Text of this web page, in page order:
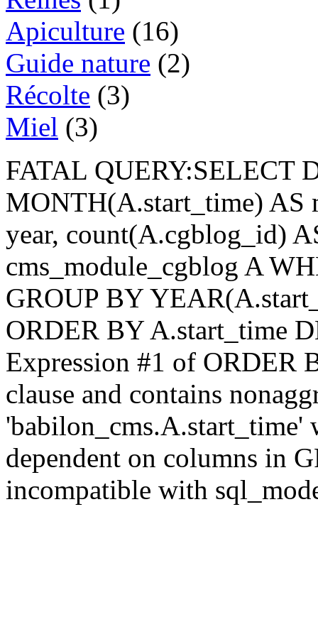
Apiculture (16)
Guide nature (2)
Récolte (3)
Miel (3)
FATAL QUERY:SELECT
MONTH(A.start_time) AS
year, count(A.cgblog_id)
cms_module_cgblog A
GROUP BY
ORDER BY A.start_time
Expression #1 of ORDER
clause and contains
dependent on columns in
incompatible with